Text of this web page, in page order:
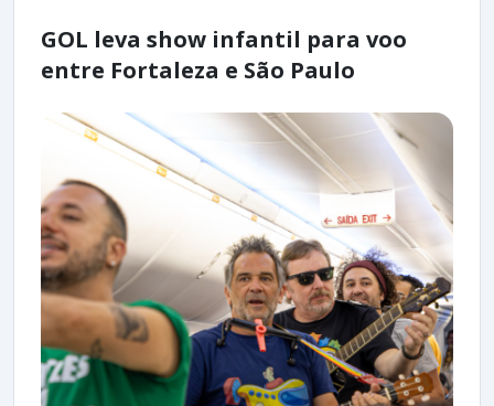
GOL leva show infantil para voo
entre Fortaleza e São Paulo